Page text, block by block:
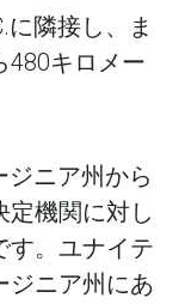
隣接し、ま
480キロメー
ジニア州から
定機関に対し
す。ユナイテ
ジニア州にあ